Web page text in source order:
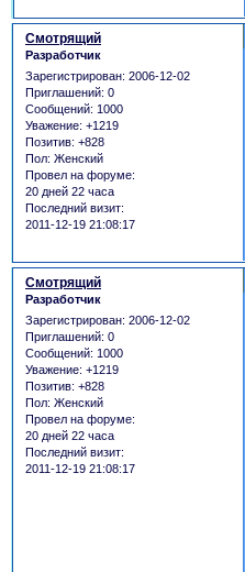
Смотрящий
Разработчик
Зарегистрирован: 2006-12-02
Приглашений: 0
Сообщений: 1000
Уважение: +1219
Позитив: +828
Пол: Женский
Провел на форуме:
20 дней 22 часа
Последний визит:
2011-12-19 21:08:17
Смотрящий
Разработчик
Зарегистрирован: 2006-12-02
Приглашений: 0
Сообщений: 1000
Уважение: +1219
Позитив: +828
Пол: Женский
Провел на форуме:
20 дней 22 часа
Последний визит:
2011-12-19 21:08:17